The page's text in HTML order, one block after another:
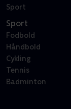
Sport
Sport
Fodbold
Håndbold
Cykling
Tennis
Badminton